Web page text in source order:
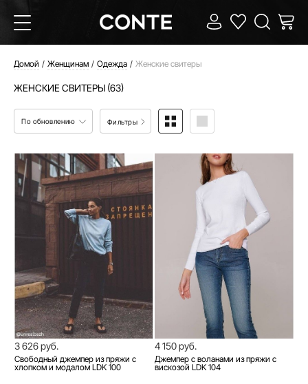
Домой Женщинам Одежда Женские свитеры
ЖЕНСКИЕ СВИТЕРЫ (63)
По обновлению Фильтры
3 626 руб.
Свободный джемпер из пряжи с
хлопком и модалом LDK 100
4 150 руб.
Джемпер с воланами из пряжи с
вискозой LDK 104